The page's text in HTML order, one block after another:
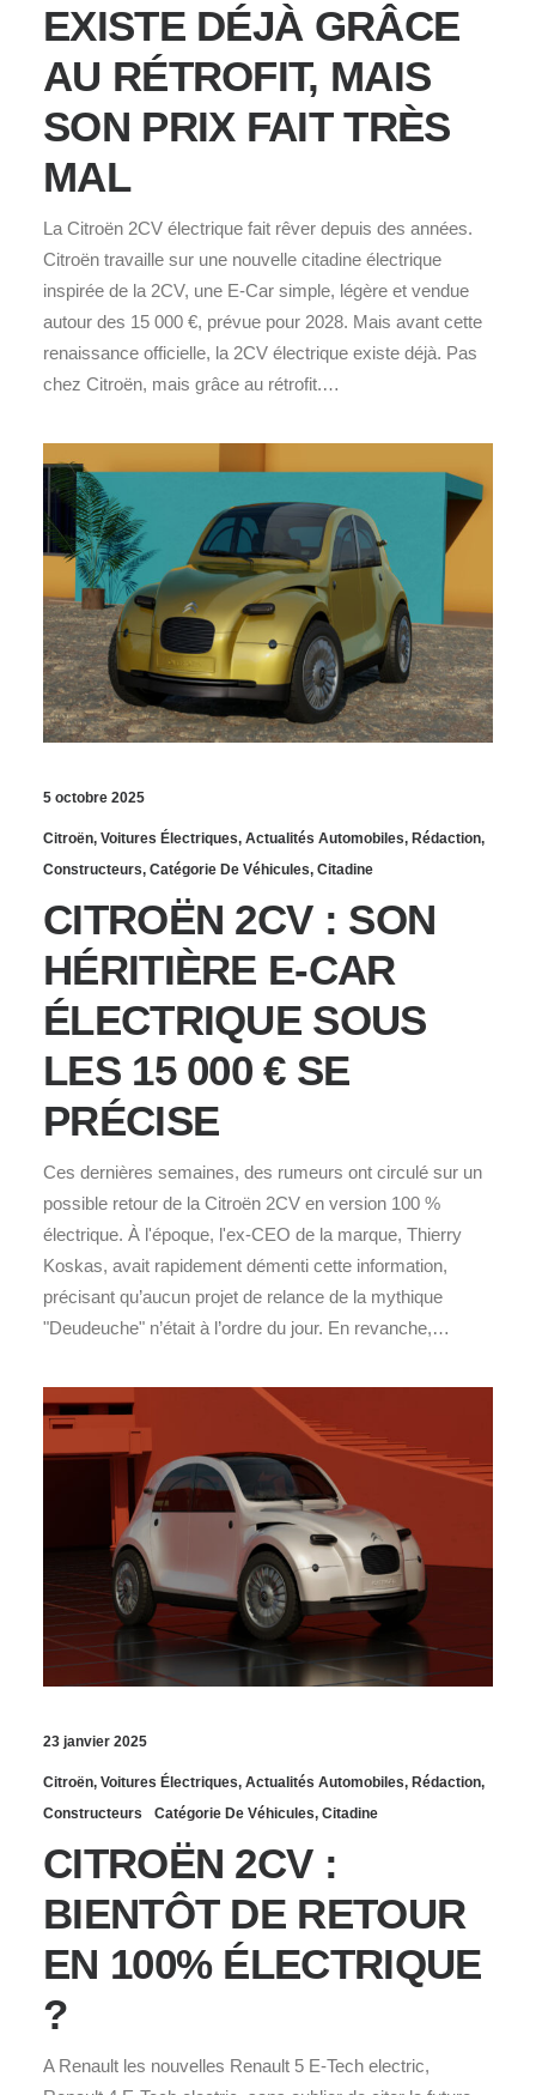
EXISTE DÉJÀ GRÂCE
AU RÉTROFIT, MAIS
SON PRIX FAIT TRÈS
MAL
La Citroën 2CV électrique fait rêver depuis des années.
Citroën travaille sur une nouvelle citadine électrique
inspirée de la 2CV, une E‑Car simple, légère et vendue
autour des 15 000 €, prévue pour 2028. Mais avant cette
renaissance officielle, la 2CV électrique existe déjà. Pas
chez Citroën, mais grâce au rétrofit.…
5 octobre 2025
Citroën, Voitures Électriques, Actualités Automobiles, Rédaction,
Constructeurs, Catégorie De Véhicules, Citadine
CITROËN 2CV : SON
HÉRITIÈRE E-CAR
ÉLECTRIQUE SOUS
LES 15 000 € SE
PRÉCISE
Ces dernières semaines, des rumeurs ont circulé sur un
possible retour de la Citroën 2CV en version 100 %
électrique. À l'époque, l'ex-CEO de la marque, Thierry
Koskas, avait rapidement démenti cette information,
précisant qu’aucun projet de relance de la mythique
"Deudeuche" n’était à l’ordre du jour. En revanche,…
23 janvier 2025
Citroën, Voitures Électriques, Actualités Automobiles, Rédaction,
Constructeurs
Catégorie De Véhicules, Citadine
CITROËN 2CV :
BIENTÔT DE RETOUR
EN 100% ÉLECTRIQUE
?
A Renault les nouvelles Renault 5 E-Tech electric,